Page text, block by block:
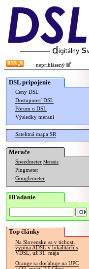
neprihlásený
DSL pripojenie
Ceny DSL
Dostupnosť DSL
Fórum o DSL
Výsledky meraní
Satelitná mapa SR
Merače
Speedmeter Merania
Pingmeter
Googlemeter
Hľadanie
Top články
Na Slovensku sa v tichosti
vypína ADSL v lokalitách s
VDSL, už 31. mája
Orange sa doťahuje na UPC